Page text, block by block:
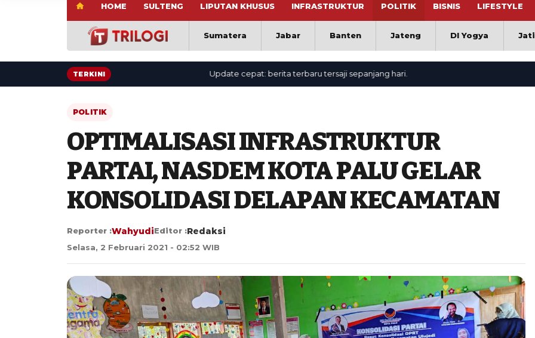
HOME SULTENG LIPUTAN KHUSUS INFRASTRUKTUR POLITIK BISNIS LIFESTYLE
Sumatera Jabar Banten Jateng DI Yogya
TERKINI Update cepat: berita terbaru tersaji sepanjang hari.
POLITIK
OPTIMALISASI INFRASTRUKTUR
PARTAI, NASDEM KOTA PALU GELAR
KONSOLIDASI DELAPAN KECAMATAN
Reporter :WahyudiEditor :Redaksi
Selasa, 2 Februari 2021 - 02:52 WIB